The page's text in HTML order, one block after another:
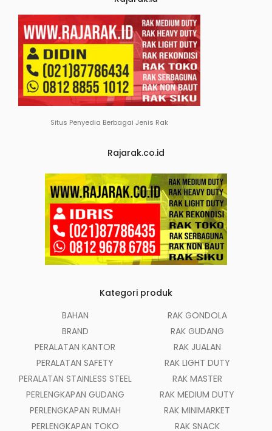
Situs Penyedia Berbagai Jenis Rak
Rajarak.co.id
Kategori produk
BAHAN
BRAND
PERALATAN KANTOR
PERALATAN SAFETY
PERALATAN STAINLESS STEEL
PERLENGKAPAN GUDANG
PERLENGKAPAN RUMAH
PERLENGKAPAN TOKO
RAK GONDOLA
RAK GUDANG
RAK JUALAN
RAK LIGHT DUTY
RAK MASTER
RAK MEDIUM DUTY
RAK MINIMARKET
RAK SNACK